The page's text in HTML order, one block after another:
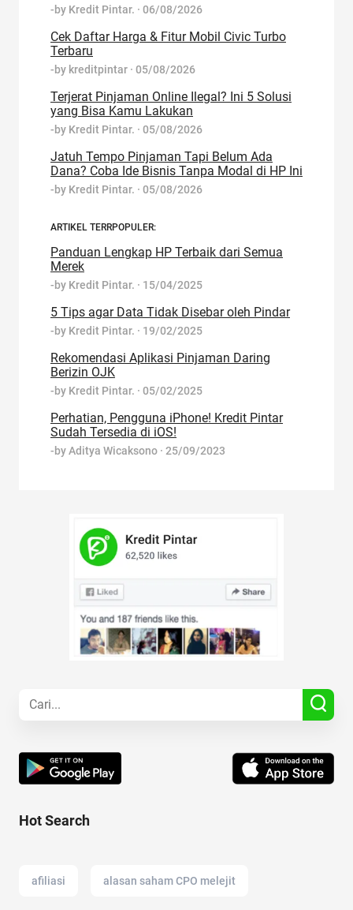
-by Kredit Pintar. · 06/08/2026
Cek Daftar Harga & Fitur Mobil Civic Turbo
Terbaru
-by kreditpintar · 05/08/2026
Terjerat Pinjaman Online Ilegal? Ini 5 Solusi
yang Bisa Kamu Lakukan
-by Kredit Pintar. · 05/08/2026
Jatuh Tempo Pinjaman Tapi Belum Ada
Dana? Coba Ide Bisnis Tanpa Modal di HP Ini
-by Kredit Pintar. · 05/08/2026
ARTIKEL TERRPOPULER:
Panduan Lengkap HP Terbaik dari Semua
Merek
-by Kredit Pintar. · 15/04/2025
5 Tips agar Data Tidak Disebar oleh Pindar
-by Kredit Pintar. · 19/02/2025
Rekomendasi Aplikasi Pinjaman Daring
Berizin OJK
-by Kredit Pintar. · 05/02/2025
Perhatian, Pengguna iPhone! Kredit Pintar
Sudah Tersedia di iOS!
-byAditya Wicaksono · 25/09/2023
Hot Search
afiliasi alasan saham CPO melejit